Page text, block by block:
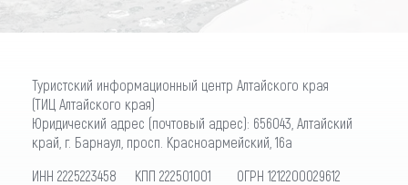
Туристский информационный центр Алтайского края
(ТИЦ Алтайского края)
Юридический адрес (почтовый адрес): 656043, Алтайский
край, г. Барнаул, просп. Красноармейский, 16а
ИНН 2225223458 КПП 222501001 ОГРН 1212200029612